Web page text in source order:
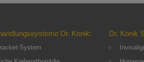
Dr. Konik:
System
Dr. Konik